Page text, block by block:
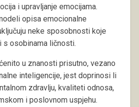
i upravljanje emocijama.
opisa emocionalne
neke sposobnosti koje
s osobinama ličnosti.
u znanosti prisutno, vezano
inteligencije, jest doprinosi li
zdravlju, kvaliteti odnosa,
i poslovnom uspjehu.